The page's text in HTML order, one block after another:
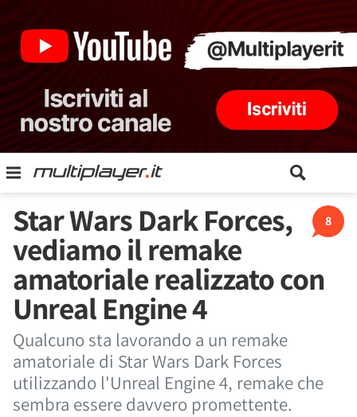
8
Star Wars Dark Forces,
vediamo il remake
amatoriale realizzato con
Unreal Engine 4
Qualcuno sta lavorando a un remake
amatoriale di Star Wars Dark Forces
utilizzando l'Unreal Engine 4, remake che
sembra essere davvero promettente.